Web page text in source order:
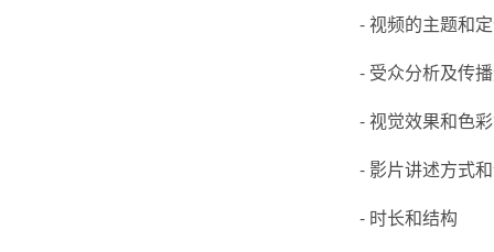
- 视频的主题和
- 受众分析及传
- 视觉效果和色
- 影片讲述方式
- 时长和结构